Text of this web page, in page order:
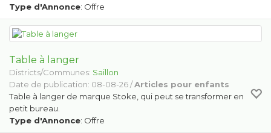
Type d'Annonce: Offre
Table à langer
Districts/Communes: Saillon
Date de publication: 08-08-26 /Articles pour enfants
Table à langer de marque Stoke, qui peut se transformer en
petit bureau.
Type d'Annonce: Offre